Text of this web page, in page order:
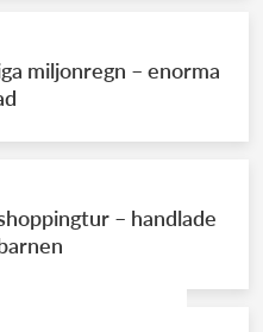
miljonregn – enorma
– handlade